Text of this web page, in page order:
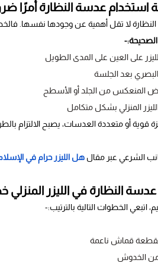
استخدام عدسة النظارة أمرًا
لا تقل أهمية عن وجودها نفسها.
الصحيحة:-
على العين على المدى الطويل
بعد الجلسة
المنعكس من الجلد أو الأسطح
المنزلي بشكل متكامل
قوية أو متعددة العدسات، يصبح الالتزام
الشرعي عبر مقال هل الليزر حرام في
النظارة في الليزر
اتبعي الخطوات التالية بالترتيب:-
قماش ناعمة
من الخدوش